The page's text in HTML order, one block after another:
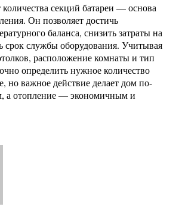
секций батареи — основа
Он позволяет достичь
баланса, снизить затраты на
срок службы оборудования. Учитывая
расположение комнаты и тип
определить нужное количество
но важное действие делает дом по-
а отопление — экономичным и